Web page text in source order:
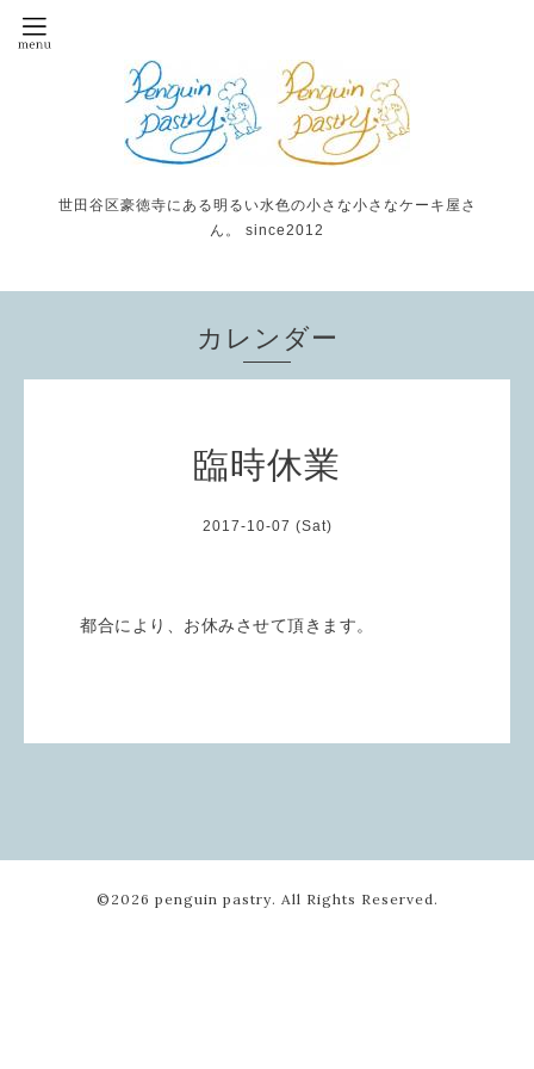
世田谷区豪徳寺にある明るい水色の小さな小さなケーキ屋さ
ん。 since2012
カレンダー
臨時休業
2017-10-07 (Sat)
都合により、お休みさせて頂きます。
©2026 penguin pastry. All Rights Reserved.